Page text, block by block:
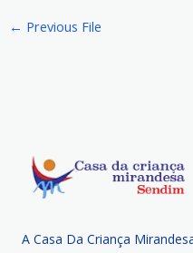
← Previous File
A Casa Da Criança